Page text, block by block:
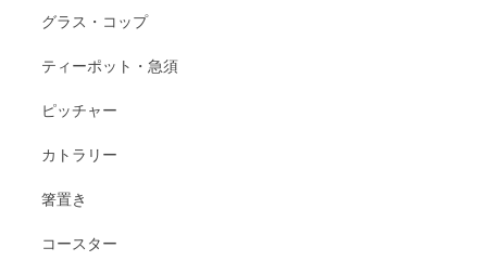
グラス・コップ
ティーポット・急須
ピッチャー
カトラリー
箸置き
コースター